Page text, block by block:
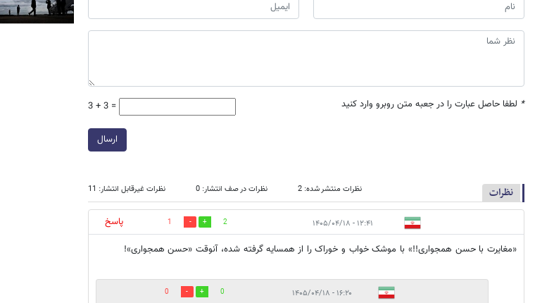
* لطفا حاصل عبارت را در جعبه متن روبرو وارد کنید 3 + 3 =
ارسال
نظرات نظرات منتشر شده: 2 نظرات در صف انتشار: 0 نظرات غیرقابل انتشار: 11
۱۲:۴۱ - ۱۴۰۵/۰۴/۱۸ 2
1
پاسخ
«مغایرت با حسن همجواری!!» با موشک خواب و خوراک را از همسایه گرفته شده، آنوقت «حسن همجواری»!
۱۶:۲۰ - ۱۴۰۵/۰۴/۱۸ 0
0